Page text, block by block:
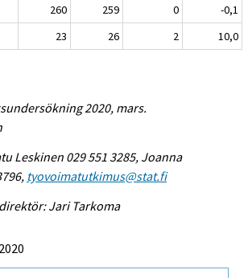
260 259 0
-0,1
23 26 2 10,0
2020, mars.
Leskinen 029 551 3285, Joanna
tyovoimatutkimus@stat.fi
Jari Tarkoma